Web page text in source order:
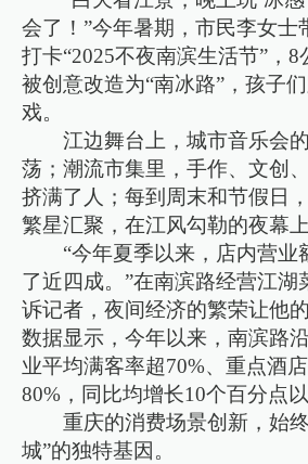
会了！”今年暑期，市民李女士
打卡“2025不夜南滨生活节”，
被创意改造为“南冰路”，孩子
戏。
江边舞台上，城市音乐会
荡；潮流市集里，手作、文创
挤满了人；每到周末和节假日
繁星汇聚，在江风勾勒的夜幕
“今年夏季以来，店内营业
了近四成。”在南滨路经营江湖
诉记者，夜间经济的繁荣让他
数据显示，今年以来，南滨路
业平均满客率超70%、重点酒
80%，同比均增长10个百分点以
重庆的消费场景创新，始
城”的独特基因。